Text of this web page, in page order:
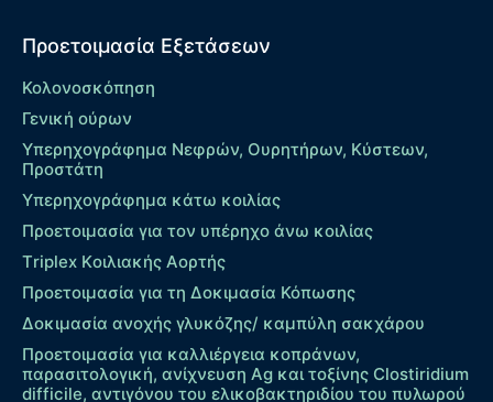
Προετοιμασία Εξετάσεων
Κολονοσκόπηση
Γενική ούρων
Υπερηχογράφημα Νεφρών, Ουρητήρων, Κύστεων,
Προστάτη
Υπερηχογράφημα κάτω κοιλίας
Προετοιμασία για τον υπέρηχο άνω κοιλίας
Τriplex Kοιλιακής Αορτής
Προετοιμασία για τη Δοκιμασία Κόπωσης
Δοκιμασία ανοχής γλυκόζης/ καμπύλη σακχάρου
Προετοιμασία για καλλιέργεια κοπράνων,
παρασιτολογική, ανίχνευση Ag και τοξίνης Clostiridium
difficile, αντιγόνου του ελικοβακτηριδίου του πυλωρού